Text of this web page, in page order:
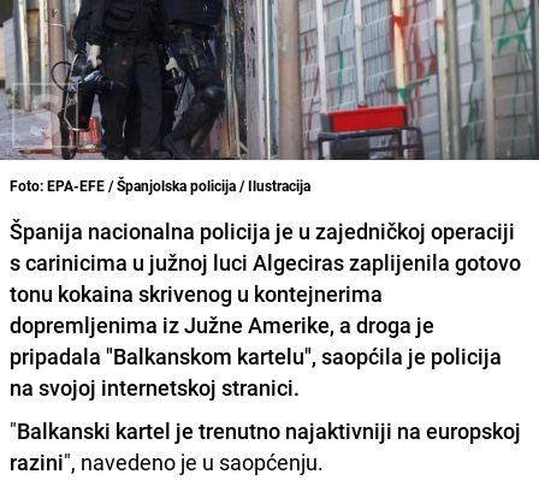
Foto: EPA-EFE / Španjolska policija / Ilustracija
Španija nacionalna policija je u zajedničkoj operaciji
s carinicima u južnoj luci Algeciras zaplijenila gotovo
tonu kokaina skrivenog u kontejnerima
dopremljenima iz Južne Amerike, a droga je
pripadala "Balkanskom kartelu", saopćila je policija
na svojoj internetskoj stranici.
"Balkanski kartel je trenutno najaktivniji na europskoj
razini", navedeno je u saopćenju.